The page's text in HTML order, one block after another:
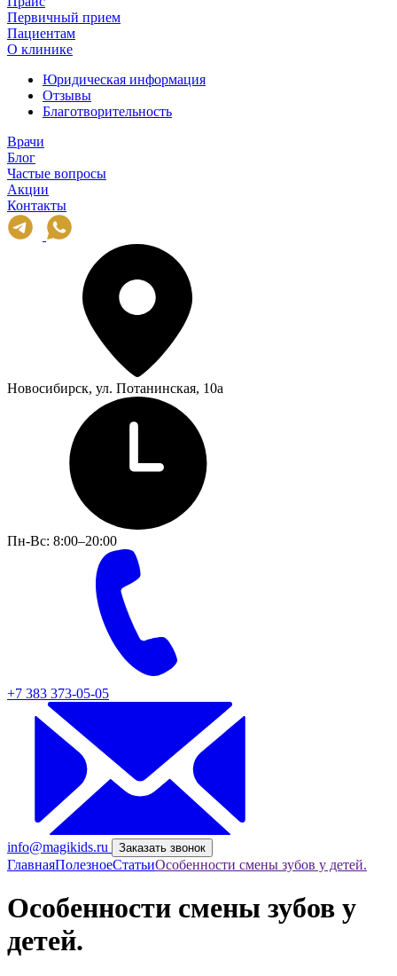
Первичный прием
Пациентам
О клинике
Юридическая информация
Отзывы
Благотворительность
Врачи
Блог
Частые вопросы
Акции
Контакты
Новосибирск, ул. Потанинская, 10а
Пн-Вс: 8:00–20:00
+7 383 373-05-05
info@magikids.ru Заказать звонок
ГлавнаяПолезноеСтатьиОсобенности смены зубов у детей.
Особенности смены зубов у
детей.